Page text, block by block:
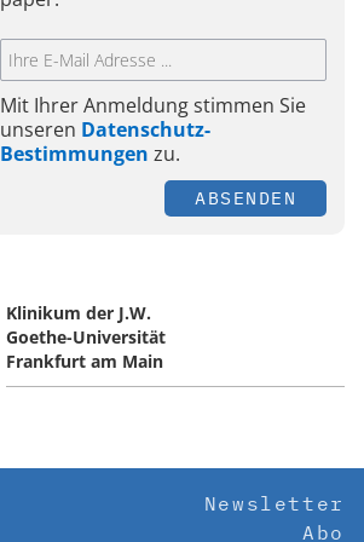
Mit Ihrer Anmeldung stimmen Sie
unseren Datenschutz-
Bestimmungen zu.
ABSENDEN
Klinikum der J.W.
Goethe-Universität
Frankfurt am Main
Newsletter
Abo